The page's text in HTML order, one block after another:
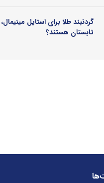
گردنبند طلا برای استایل
تابستان هستند؟